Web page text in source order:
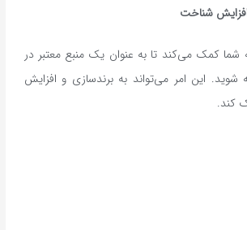
شناخت
شما کمک می‌کند تا به عنوان یک منبع معتبر در
این امر می‌تواند به برندسازی و افزایش
کند.